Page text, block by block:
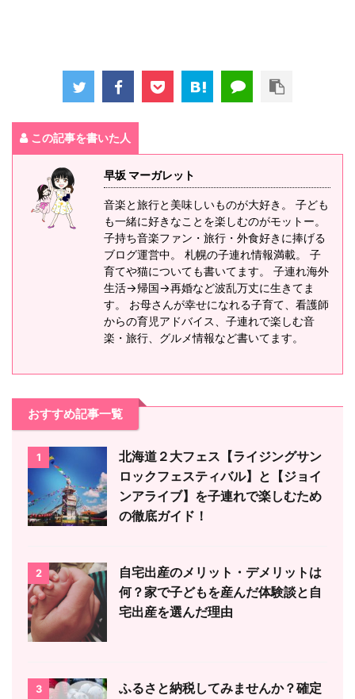
この記事を書いた人
早坂 マーガレット
音楽と旅行と美味しいものが大好き。 子ども
も一緒に好きなことを楽しむのがモットー。
子持ち音楽ファン・旅行・外食好きに捧げる
ブログ運営中。 札幌の子連れ情報満載。 子
育てや猫についても書いてます。 子連れ海外
生活→帰国→再婚など波乱万丈に生きてま
す。 お母さんが幸せになれる子育て、看護師
からの育児アドバイス、子連れで楽しむ音
楽・旅行、グルメ情報など書いてます。
おすすめ記事一覧
1
北海道２大フェス【ライジングサン
ロックフェスティバル】と【ジョイ
ンアライブ】を子連れで楽しむため
の徹底ガイド！
2
自宅出産のメリット・デメリットは
何？家で子どもを産んだ体験談と自
宅出産を選んだ理由
3
ふるさと納税してみませんか？確定